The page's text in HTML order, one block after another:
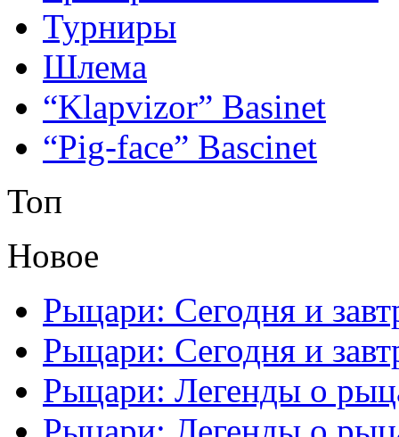
Турниры
Шлема
“Klapvizor” Basinet
“Pig-face” Bascinet
Топ
Новое
Рыцари: Сегодня и
Рыцари: Сегодня и
Рыцари: Легенды о